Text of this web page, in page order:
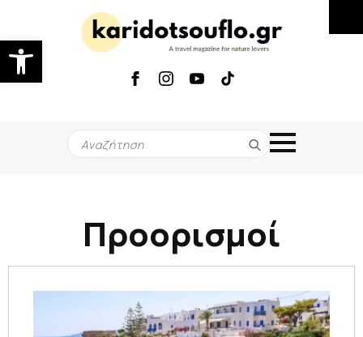
Ανοίξτε τη γραμμή εργαλείων
Search
for:
Προορισμοί